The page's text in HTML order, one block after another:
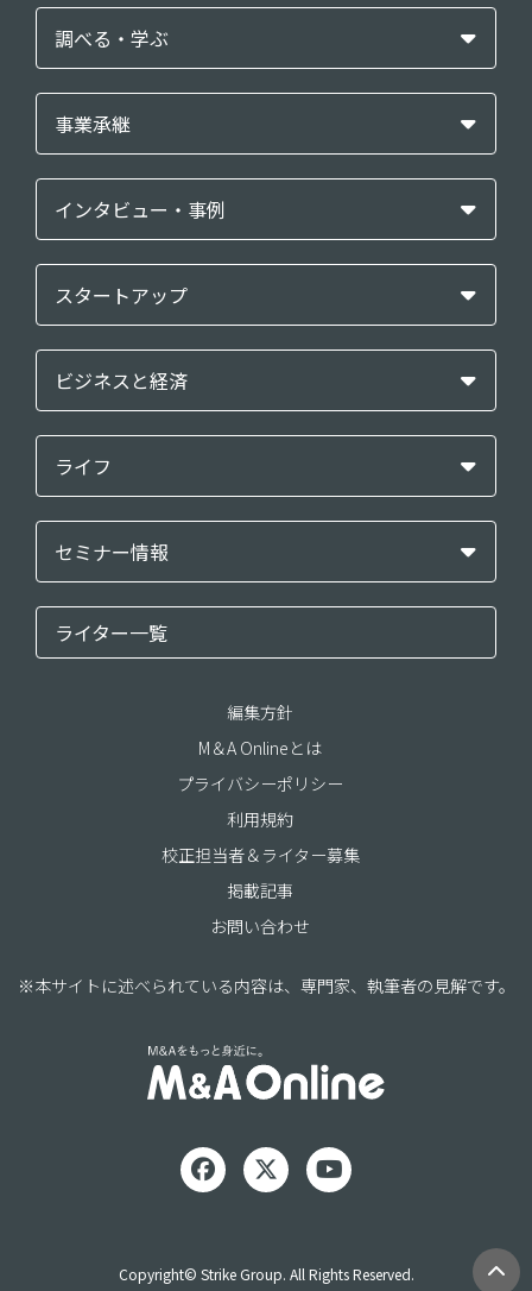
調べる・学ぶ
事業承継
インタビュー・事例
スタートアップ
ビジネスと経済
ライフ
セミナー情報
ライター一覧
編集方針
M＆A Onlineとは
プライバシーポリシー
利用規約
校正担当者＆ライター募集
掲載記事
お問い合わせ
※本サイトに述べられている内容は、専門家、執筆者の見解です。
Copyright© Strike Group. All Rights Reserved.